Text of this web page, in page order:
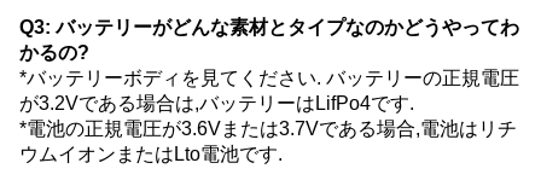
Q3: バッテリーがどんな素材とタイプなのかどうやってわ
かるの?
*バッテリーボディを見てください. バッテリーの正規電圧
が3.2Vである場合は,バッテリーはLifPo4です.
*電池の正規電圧が3.6Vまたは3.7Vである場合,電池はリチ
ウムイオンまたはLto電池です.